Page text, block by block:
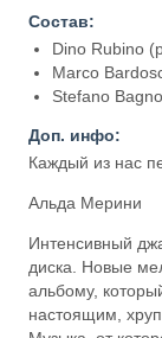
Состав:
Dino Rubino
Marco
Stefano
Доп. инфо:
Каждый из нас
Альда Мерини
Интенсивный
диска. Новые
альбому,
настоящим,